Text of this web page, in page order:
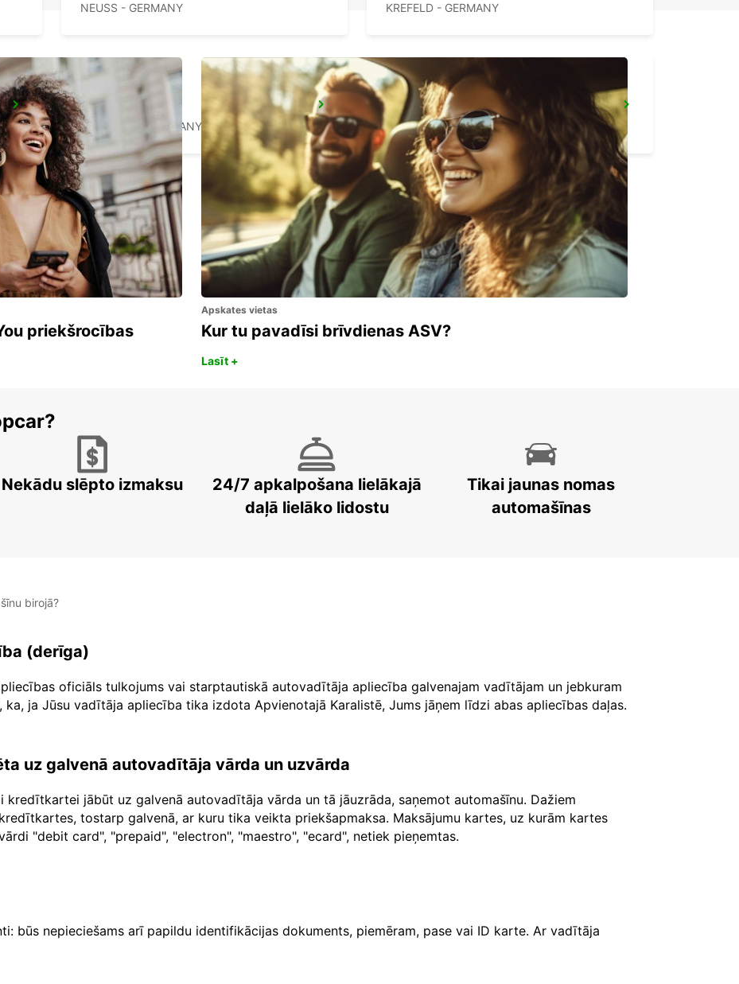
NEUSS - GERMANY KREFELD - GERMANY
DUISBURG
DUISBURG - GERMANY
MUELHEIM AN DER RUHR
MUELHEIM AN DER RUHR - GERMANY
priekšrocības
Apskates vietas
Kur tu pavadīsi brīvdienas ASV?
Lasīt +
Nekādu slēpto izmaksu
24/7 apkalpošana lielākajā
daļā lielāko lidostu
Tikai jaunas nomas
automašīnas
birojā?
(derīga)
oficiāls tulkojums vai starptautiskā autovadītāja apliecība galvenajam vadītājam un jebkuram
ja Jūsu vadītāja apliecība tika izdota Apvienotajā Karalistē, Jums jāņem līdzi abas apliecības daļas.
uz galvenā autovadītāja vārda un uzvārda
kredītkartei jābūt uz galvenā autovadītāja vārda un tā jāuzrāda, saņemot automašīnu. Dažiem
tostarp galvenā, ar kuru tika veikta priekšapmaksa. Maksājumu kartes, uz kurām kartes
"debit card", "prepaid", "electron", "maestro", "ecard", netiek pieņemtas.
būs nepieciešams arī papildu identifikācijas dokuments, piemēram, pase vai ID karte. Ar vadītāja